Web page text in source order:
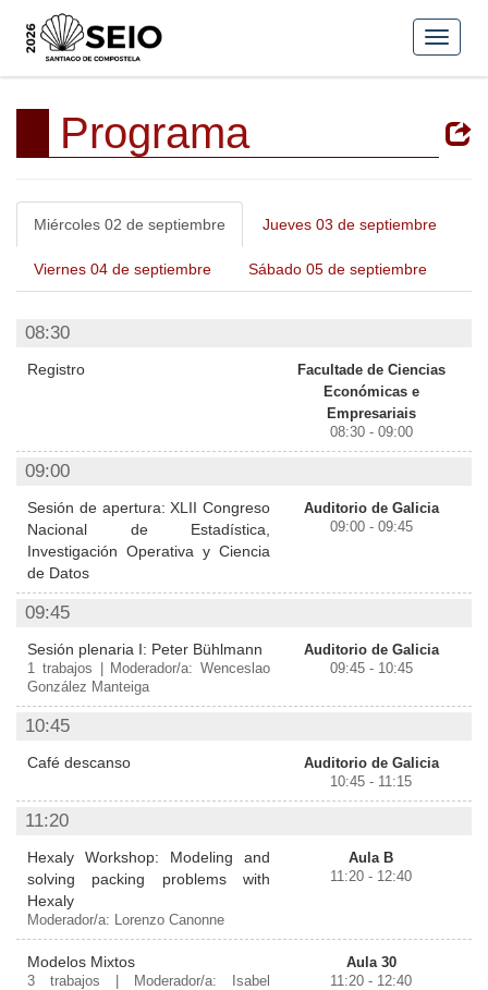
Programa
Miércoles 02 de septiembre Jueves 03 de septiembre
Viernes 04 de septiembre Sábado 05 de septiembre
08:30
Registro
Facultade de Ciencias
Económicas e
Empresariais
08:30 - 09:00
09:00
Sesión de apertura: XLII Congreso
Nacional de Estadística,
Investigación Operativa y Ciencia
de Datos
Auditorio de Galicia
09:00 - 09:45
09:45
Sesión plenaria I: Peter Bühlmann
1 trabajos | Moderador/a: Wenceslao
González Manteiga
Auditorio de Galicia
09:45 - 10:45
10:45
Café descanso
Auditorio de Galicia
10:45 - 11:15
11:20
Hexaly Workshop: Modeling and
solving packing problems with
Hexaly
Moderador/a: Lorenzo Canonne
Aula B
11:20 - 12:40
Modelos Mixtos
3 trabajos | Moderador/a: Isabel
Aula 30
11:20 - 12:40